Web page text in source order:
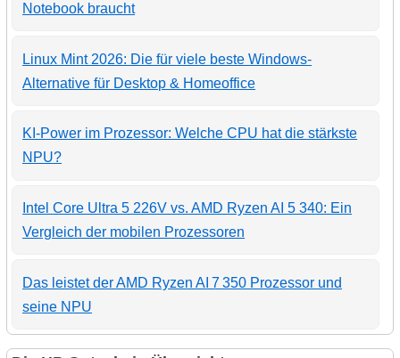
Notebook braucht
Linux Mint 2026: Die für viele beste Windows-
Alternative für Desktop & Homeoffice
KI-Power im Prozessor: Welche CPU hat die stärkste
NPU?
Intel Core Ultra 5 226V vs. AMD Ryzen AI 5 340: Ein
Vergleich der mobilen Prozessoren
Das leistet der AMD Ryzen AI 7 350 Prozessor und
seine NPU